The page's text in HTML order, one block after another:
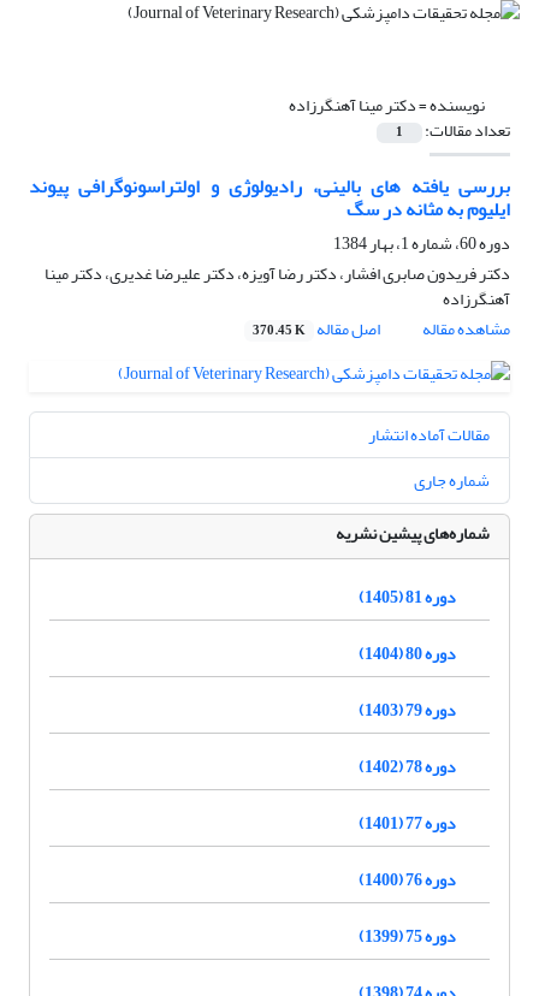
نویسنده =دکتر مینا آهنگرزاده
تعداد مقالات: 1
بررسی یافته های بالینی، رادیولوژی و اولتراسونوگرافی پیوند
ایلیوم به مثانه در سگ
دوره 60، شماره 1، بهار 1384
دکتر فریدون صابری افشار، دکتر رضا آویزه، دکتر علیرضا غدیری، دکتر مینا
آهنگرزاده
مشاهده مقاله
اصل مقاله 370.45 K
مقالات آماده انتشار
شماره جاری
شماره‌های پیشین نشریه
دوره 81 (1405)
دوره 80 (1404)
دوره 79 (1403)
دوره 78 (1402)
دوره 77 (1401)
دوره 76 (1400)
دوره 75 (1399)